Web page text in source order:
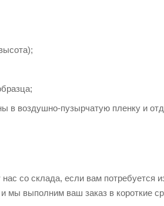
в воздушно-пузырчатую пленку и
со склада, если вам потребуется
мы выполним ваш заказ в короткие